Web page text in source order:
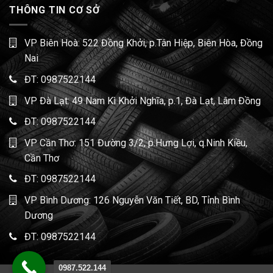
THÔNG TIN CƠ SỞ
VP Biên Hoà: 522 Đồng Khởi, p.Tân Hiệp, Biên Hòa, Đồng
Nai
ĐT: 0987522144
VP Đà Lạt: 49 Nam Kì Khởi Nghĩa, p.1, Đà Lạt, Lâm Đồng
ĐT:0987522144
VP Cần Thơ: 151 Đường 3/2, p.Hưng Lợi, q.Ninh Kiều,
Cần Thơ
ĐT: 0987522144
VP Bình Dương: 126 Nguyễn Văn Tiết, BD, Tỉnh Bình
Dương
ĐT: 0987522144
0987.522.144